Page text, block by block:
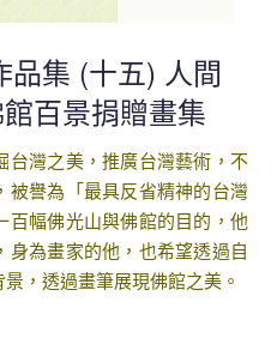
集 (十五) 人間
百景捐贈畫集
台灣之美，推廣台灣藝術，不
被譽為「最具反省精神的台灣
幅佛光山與佛館的目的，他
為畫家的他，也希望透過自
，透過畫筆展現佛館之美。